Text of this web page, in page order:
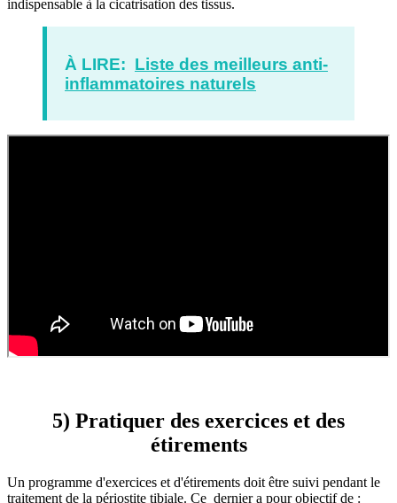
indispensable à la cicatrisation des tissus.
À LIRE: Liste des meilleurs anti-
inflammatoires naturels
5) Pratiquer des exercices et des
étirements
Un programme d'exercices et d'étirements doit être suivi pendant le
traitement de la périostite tibiale. Ce dernier a pour objectif de :